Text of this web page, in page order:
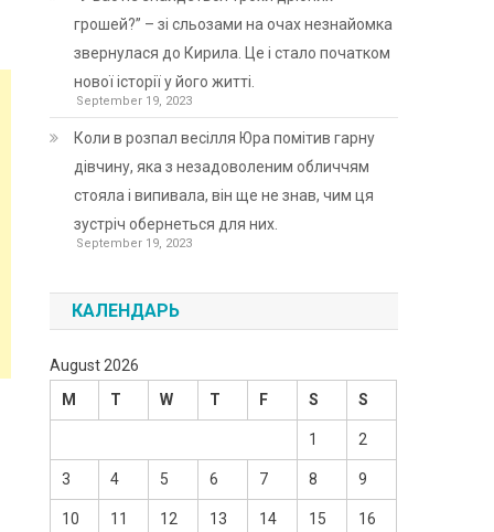
грошей?” – зі сльозами на очах незнайомка
звернулася до Кирила. Це і стало початком
нової історії у його житті.
September 19, 2023
Коли в розпал весілля Юра помітив гарну
дівчину, яка з незадоволеним обличчям
стояла і випивала, він ще не знав, чим ця
зустріч обернеться для них.
September 19, 2023
КАЛЕНДАРЬ
August 2026
M
T W T F S S
1 2
3 4 5 6 7 8 9
10 11 12 13 14 15 16